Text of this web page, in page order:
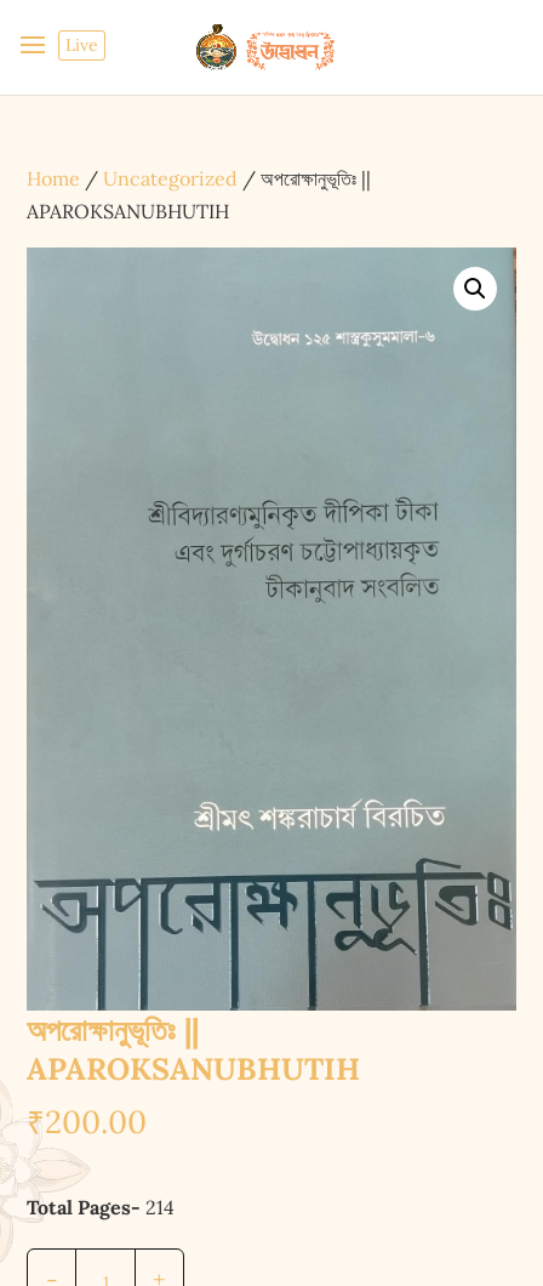
Live
Home /Uncategorized / অপরোক্ষানুভূতিঃ ||
APAROKSANUBHUTIH
অপরোক্ষানুভূতিঃ ||
APAROKSANUBHUTIH
₹200.00
Total Pages-214
- +